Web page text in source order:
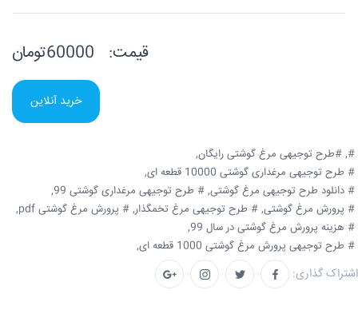
قیمت:
خرید آنلاین
#, #طرح توجیهی مرغ گوشتی رایگان,
# طرح توجیهی مرغداری گوشتی 10000 قطعه ای,
# دانلود طرح توجیهی مرغ گوشتی, # طرح توجیهی مرغداری گوشتی 99,
# پرورش مرغ گوشتی, # طرح توجیهی مرغ تخمگذار, # پرورش مرغ گوشتی pdf,
# هزینه پرورش مرغ گوشتی در سال 99,
# طرح توجیهی پرورش مرغ گوشتی 1000 قطعه ای,
اشتراک گذاری: